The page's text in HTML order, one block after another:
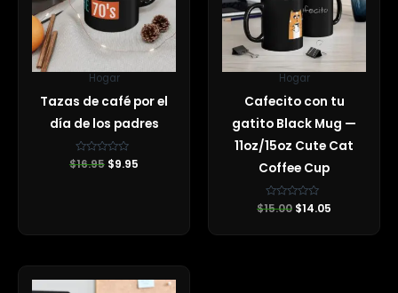
Hogar
Tazas de café por el
día de los padres
Valorado
con
$16.95 $9.95
Hogar
Cafecito con tu
gatito Black Mug —
11oz/15oz Cute Cat
Coffee Cup
Valorado
con
de
$15.00 $14.05